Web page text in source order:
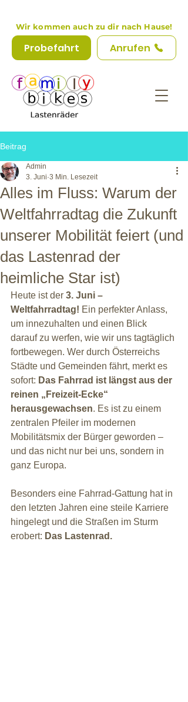
Wir kommen auch zu dir nach Hause!
Anrufen
Probefahrt
Beitrag
Alles im Fluss: Warum der
Weltfahrradtag die Zukunft
unserer Mobilität feiert (und
das Lastenrad der
heimliche Star ist)
Admin
3. Juni 3 Min. Lesezeit
Heute ist der 3. Juni –
Weltfahrradtag! Ein perfekter Anlass,
um innezuhalten und einen Blick
darauf zu werfen, wie wir uns tagtäglich
fortbewegen. Wer durch Österreichs
Städte und Gemeinden fährt, merkt es
sofort: Das Fahrrad ist längst aus der
reinen „Freizeit-Ecke“
herausgewachsen. Es ist zu einem
zentralen Pfeiler im modernen
Mobilitätsmix der Bürger geworden –
und das nicht nur bei uns, sondern in
ganz Europa.
Besonders eine Fahrrad-Gattung hat in
den letzten Jahren eine steile Karriere
hingelegt und die Straßen im Sturm
erobert: Das Lastenrad.